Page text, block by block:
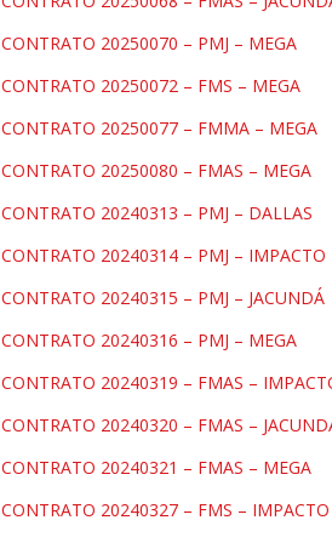
CONTRATO 20250070 – PMJ – MEGA
CONTRATO 20250072 – FMS – MEGA
CONTRATO 20250077 – FMMA – MEGA
CONTRATO 20250080 – FMAS – MEGA
CONTRATO 20240313 – PMJ – DALLAS
CONTRATO 20240314 – PMJ – IMPACTO
CONTRATO 20240315 – PMJ – JACUNDÁ
CONTRATO 20240316 – PMJ – MEGA
CONTRATO 20240319 – FMAS –
CONTRATO 20240320 – FMAS –
CONTRATO 20240321 – FMAS – MEGA
CONTRATO 20240327 – FMS – IMPACTO